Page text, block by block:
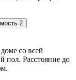
2
со всей
пол. Расстояние до